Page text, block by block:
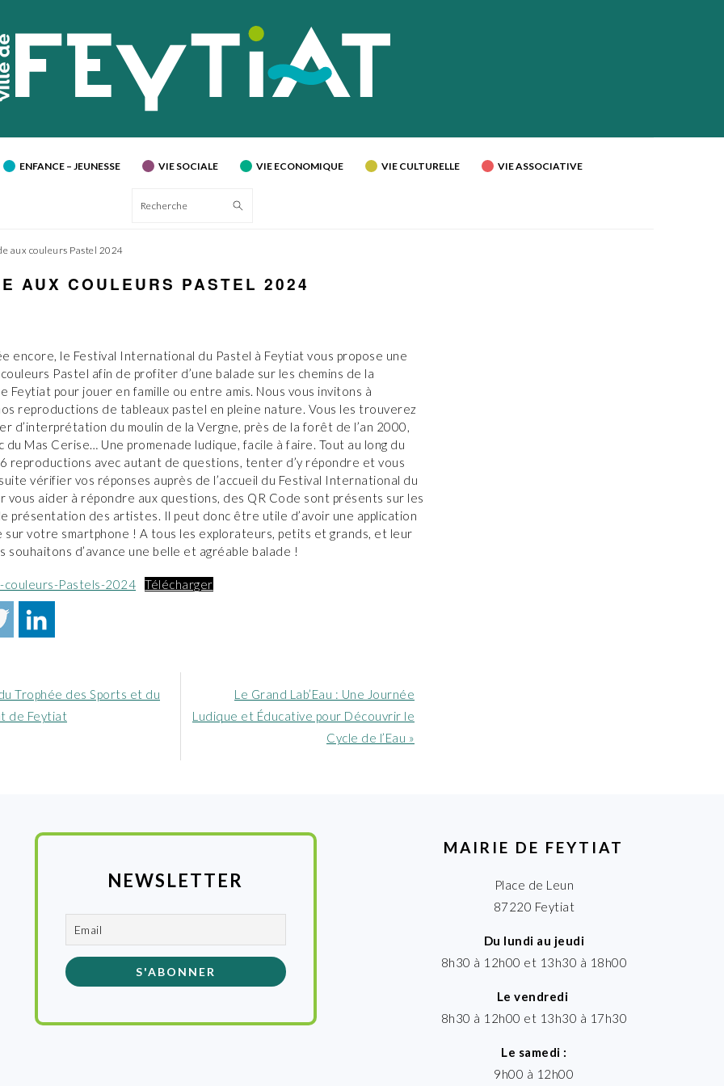
ENFANCE – JEUNESSE VIE SOCIALE VIE ECONOMIQUE VIE CULTURELLE VIE ASSOCIATIVE
Recherche
aux couleurs Pastel 2024
AUX COULEURS PASTEL 2024
encore, le Festival International du Pastel à Feytiat vous propose une
Pastel afin de profiter d’une balade sur les chemins de la
Feytiat pour jouer en famille ou entre amis. Nous vous invitons à
reproductions de tableaux pastel en pleine nature. Vous les trouverez
d’interprétation du moulin de la Vergne, près de la forêt de l’an 2000,
du Mas Cerise… Une promenade ludique, facile à faire. Tout au long du
reproductions avec autant de questions, tenter d’y répondre et vous
vérifier vos réponses auprès de l’accueil du Festival International du
vous aider à répondre aux questions, des QR Code sont présents sur les
présentation des artistes. Il peut donc être utile d’avoir une application
sur votre smartphone ! A tous les explorateurs, petits et grands, et leur
souhaitons d’avance une belle et agréable balade !
couleurs-Pastels-2024 Télécharger
Trophée des Sports et du
de Feytiat
Article
suivant
Le Grand Lab’Eau : Une Journée
Ludique et Éducative pour Découvrir le
Cycle de l’Eau »
NEWSLETTER
MAIRIE DE FEYTIAT
Place de Leun
87220 Feytiat
Du lundi au jeudi
8h30 à 12h00 et 13h30 à 18h00
Le vendredi
8h30 à 12h00 et 13h30 à 17h30
Le samedi :
9h00 à 12h00